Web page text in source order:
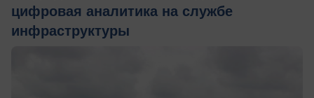
цифровая аналитика на службе
инфраструктуры